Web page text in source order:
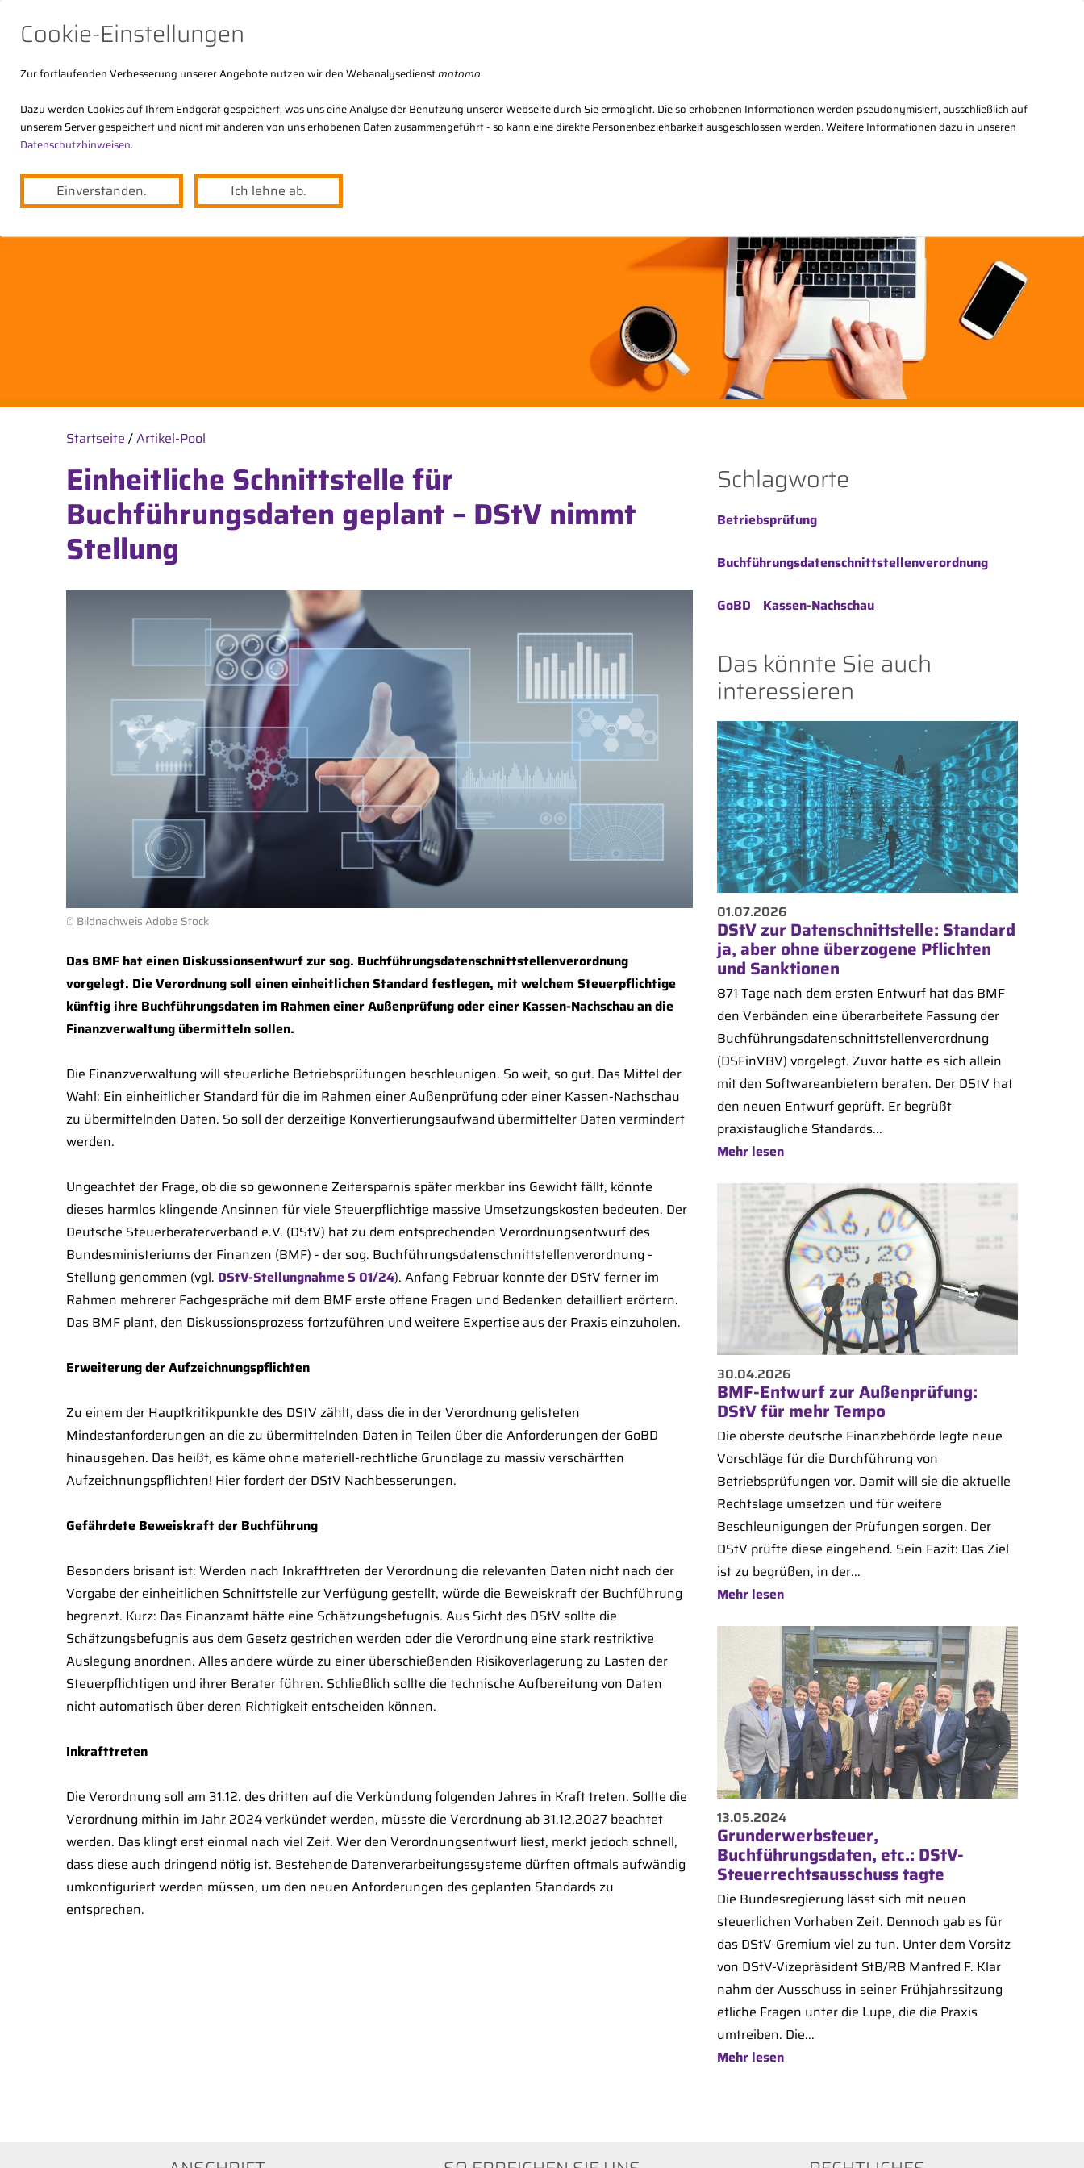
Cookie-Einstellungen
Zur fortlaufenden Verbesserung unserer Angebote nutzen wir den Webanalysedienstmatomo.
Dazu werden Cookies auf Ihrem Endgerät gespeichert, was uns eine Analyse der Benutzung unserer Webseite durch Sie ermöglicht. Die so erhobenen Informationen werden pseudonymisiert, ausschließlich auf
unserem Server gespeichert und nicht mit anderen von uns erhobenen Daten zusammengeführt - so kann eine direkte Personenbeziehbarkeit ausgeschlossen werden. Weitere Informationen dazu in unseren
Datenschutzhinweisen.
Einverstanden. Ich lehne ab.
Der DStV Themen Angebote Regional
Startseite /Artikel-Pool
Einheitliche Schnittstelle für
Buchführungsdaten geplant – DStV nimmt
Stellung
© Bildnachweis Adobe Stock
Das BMF hat einen Diskussionsentwurf zur sog. Buchführungsdatenschnittstellenverordnung
vorgelegt. Die Verordnung soll einen einheitlichen Standard festlegen, mit welchem Steuerpflichtige
künftig ihre Buchführungsdaten im Rahmen einer Außenprüfung oder einer Kassen-Nachschau an die
Finanzverwaltung übermitteln sollen.
Die Finanzverwaltung will steuerliche Betriebsprüfungen beschleunigen. So weit, so gut. Das Mittel der
Wahl: Ein einheitlicher Standard für die im Rahmen einer Außenprüfung oder einer Kassen-Nachschau
zu übermittelnden Daten. So soll der derzeitige Konvertierungsaufwand übermittelter Daten vermindert
werden.
Ungeachtet der Frage, ob die so gewonnene Zeitersparnis später merkbar ins Gewicht fällt, könnte
dieses harmlos klingende Ansinnen für viele Steuerpflichtige massive Umsetzungskosten bedeuten. Der
Deutsche Steuerberaterverband e.V. (DStV) hat zu dem entsprechenden Verordnungsentwurf des
Bundesministeriums der Finanzen (BMF) - der sog. Buchführungsdatenschnittstellenverordnung -
Stellung genommen (vgl. DStV‑Stellungnahme S 01/24). Anfang Februar konnte der DStV ferner im
Rahmen mehrerer Fachgespräche mit dem BMF erste offene Fragen und Bedenken detailliert erörtern.
Das BMF plant, den Diskussionsprozess fortzuführen und weitere Expertise aus der Praxis einzuholen.
Erweiterung der Aufzeichnungspflichten
Zu einem der Hauptkritikpunkte des DStV zählt, dass die in der Verordnung gelisteten
Mindestanforderungen an die zu übermittelnden Daten in Teilen über die Anforderungen der GoBD
hinausgehen. Das heißt, es käme ohne materiell-rechtliche Grundlage zu massiv verschärften
Aufzeichnungspflichten! Hier fordert der DStV Nachbesserungen.
Gefährdete Beweiskraft der Buchführung
Besonders brisant ist: Werden nach Inkrafttreten der Verordnung die relevanten Daten nicht nach der
Vorgabe der einheitlichen Schnittstelle zur Verfügung gestellt, würde die Beweiskraft der Buchführung
begrenzt. Kurz: Das Finanzamt hätte eine Schätzungsbefugnis. Aus Sicht des DStV sollte die
Schätzungsbefugnis aus dem Gesetz gestrichen werden oder die Verordnung eine stark restriktive
Auslegung anordnen. Alles andere würde zu einer überschießenden Risikoverlagerung zu Lasten der
Steuerpflichtigen und ihrer Berater führen. Schließlich sollte die technische Aufbereitung von Daten
nicht automatisch über deren Richtigkeit entscheiden können.
Inkrafttreten
Die Verordnung soll am 31.12. des dritten auf die Verkündung folgenden Jahres in Kraft treten. Sollte die
Verordnung mithin im Jahr 2024 verkündet werden, müsste die Verordnung ab 31.12.2027 beachtet
werden. Das klingt erst einmal nach viel Zeit. Wer den Verordnungsentwurf liest, merkt jedoch schnell,
dass diese auch dringend nötig ist. Bestehende Datenverarbeitungssysteme dürften oftmals aufwändig
umkonfiguriert werden müssen, um den neuen Anforderungen des geplanten Standards zu
entsprechen.
Schlagworte
Betriebsprüfung
Buchführungsdatenschnittstellenverordnung
GoBD Kassen-Nachschau
Das könnte Sie auch
interessieren
01.07.2026
DStV zur Datenschnittstelle: Standard
ja, aber ohne überzogene Pflichten
und Sanktionen
871 Tage nach dem ersten Entwurf hat das BMF
den Verbänden eine überarbeitete Fassung der
Buchführungsdatenschnittstellenverordnung
(DSFinVBV) vorgelegt. Zuvor hatte es sich allein
mit den Softwareanbietern beraten. Der DStV hat
den neuen Entwurf geprüft. Er begrüßt
praxistaugliche Standards...
Mehr lesen
30.04.2026
BMF-Entwurf zur Außenprüfung:
DStV für mehr Tempo
Die oberste deutsche Finanzbehörde legte neue
Vorschläge für die Durchführung von
Betriebsprüfungen vor. Damit will sie die aktuelle
Rechtslage umsetzen und für weitere
Beschleunigungen der Prüfungen sorgen. Der
DStV prüfte diese eingehend. Sein Fazit: Das Ziel
ist zu begrüßen, in der...
Mehr lesen
13.05.2024
Grunderwerbsteuer,
Buchführungsdaten, etc.: DStV-
Steuerrechtsausschuss tagte
Die Bundesregierung lässt sich mit neuen
steuerlichen Vorhaben Zeit. Dennoch gab es für
das DStV-Gremium viel zu tun. Unter dem Vorsitz
von DStV-Vizepräsident StB/RB Manfred F. Klar
nahm der Ausschuss in seiner Frühjahrssitzung
etliche Fragen unter die Lupe, die die Praxis
umtreiben. Die...
Mehr lesen